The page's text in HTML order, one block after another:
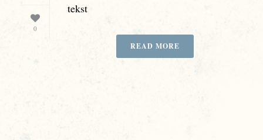
0
tekst
READ MORE